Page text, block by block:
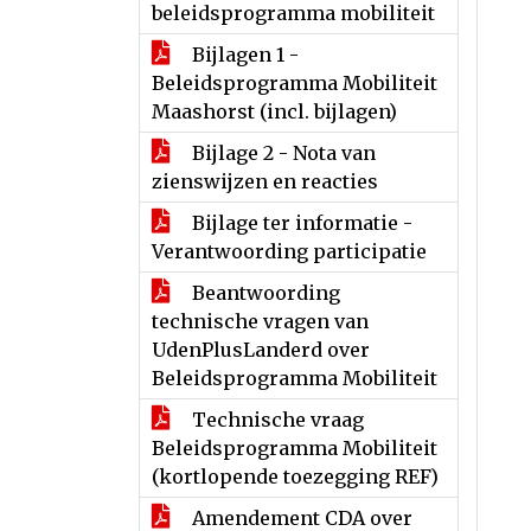
beleidsprogramma mobiliteit
Bijlagen 1 -
Beleidsprogramma Mobiliteit
Maashorst (incl. bijlagen)
Bijlage 2 - Nota van
zienswijzen en reacties
Bijlage ter informatie -
Verantwoording participatie
Beantwoording
technische vragen van
UdenPlusLanderd over
Beleidsprogramma Mobiliteit
Technische vraag
Beleidsprogramma Mobiliteit
(kortlopende toezegging REF)
Amendement CDA over